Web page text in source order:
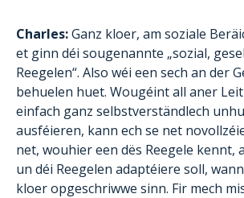
Charles:Ganz kloer, am soziale
et ginn déi sougenannte „sozial,
Reegelen“. Also wéi een sech an der
behuelen huet. Wougéint all aner
einfach ganz selbstverständlech
ausféieren, kann ech se net
net, wouhier een dës Reegele kennt,
un déi Reegelen adaptéiere soll,
kloer opgeschriwwe sinn. Fir mech